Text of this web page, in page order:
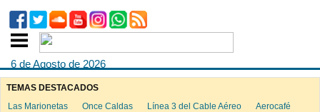
6 de Agosto de 2026
TEMAS DESTACADOS
Las Marionetas
Once Caldas Línea 3 del Cable Aéreo
Aerocafé